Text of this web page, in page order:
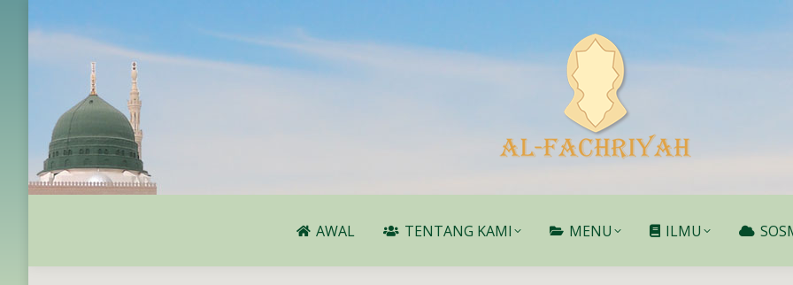
AWAL TENTANG KAMI MENU ILMU
AWAL TENTANG KAMI MENU